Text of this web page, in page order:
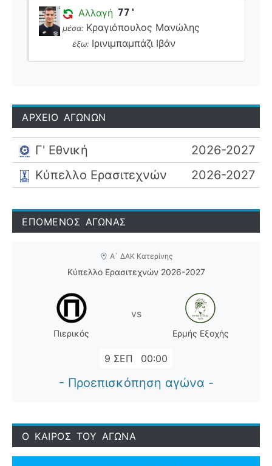
Αλλαγή 77'
μέσα: Κραγιόπουλος Μανώλης
έξω: Ιρινιμπαμπάζι Ιβάν
ΑΡΧΕΙΟ ΑΓΩΝΩΝ
Γ' Εθνική
2026-2027
Κύπελλο Ερασιτεχνών
2026-2027
ΕΠΟΜΕΝΟΣ ΑΓΩΝΑΣ
Α` ΔΑΚ Κατερίνης
Κύπελλο Ερασιτεχνών 2026-2027
Πιερικός
vs
Ερμής Εξοχής
9 ΣΕΠ 00:00
- Προεπισκόπηση αγώνα -
Ο ΚΑΙΡΟΣ ΤΟΥ ΑΓΩΝΑ